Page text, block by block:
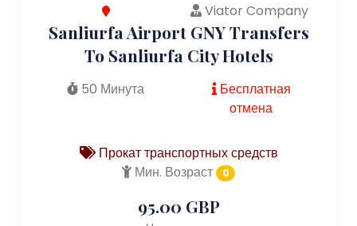
Viator Company
Sanliurfa Airport GNY Transfers
To Sanliurfa City Hotels
50 Минута
Бесплатная
отмена
Прокат транспортных средств
Мин. Возраст
0
95.00 GBP